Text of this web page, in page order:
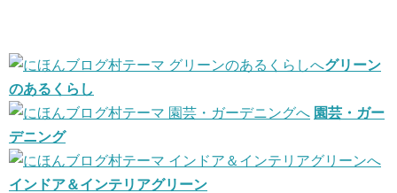
グリーン
のあるくらし
園芸・ガー
デニング
インドア＆インテリアグリーン